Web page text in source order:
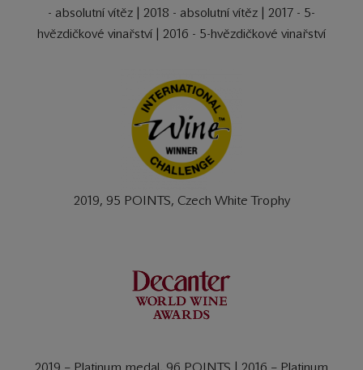
- absolutní vítěz | 2018 - absolutní vítěz | 2017 - 5-
hvězdičkové vinařství | 2016 - 5-hvězdičkové vinařství
2019, 95 POINTS, Czech White Trophy
2019 – Platinum medal, 96 POINTS | 2016 – Platinum